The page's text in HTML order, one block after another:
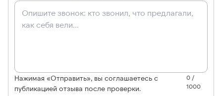
Нажимая «Отправить», вы соглашаетесь с
публикацией отзыва после проверки.
0 /
1000